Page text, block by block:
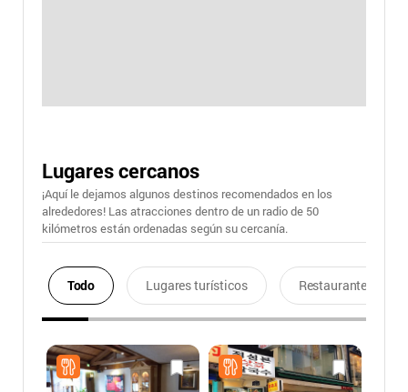
Lugares cercanos
¡Aquí le dejamos algunos destinos recomendados en los
alrededores! Las atracciones dentro de un radio de 50
kilómetros están ordenadas según su cercanía.
Todo Lugares turísticos Restaurantes